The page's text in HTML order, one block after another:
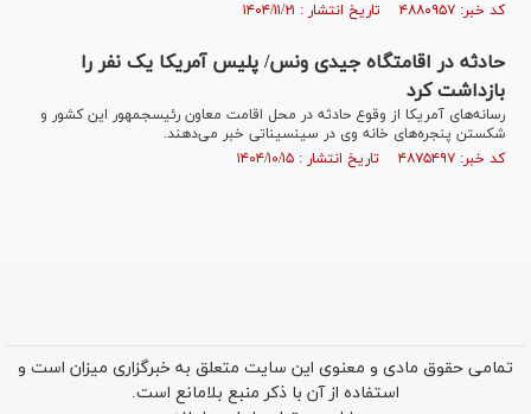
کد خبر: ۴۸۸۰۹۵۷ تاریخ انتشار : ۱۴۰۴/۱۱/۲۱
حادثه در اقامتگاه جی‎دی ونس/ پلیس آمریکا یک نفر را
بازداشت کرد
رسانه‌های آمریکا از وقوع حادثه در محل اقامت معاون رئیس‎جمهور این کشور و
شکستن پنجره‌های خانه وی در سینسیناتی خبر می‌دهند.
کد خبر: ۴۸۷۵۴۹۷ تاریخ انتشار : ۱۴۰۴/۱۰/۱۵
تمامی حقوق مادی و معنوی این سایت متعلق به خبرگزاری میزان است و
استفاده از آن با ذکر منبع بلامانع است.